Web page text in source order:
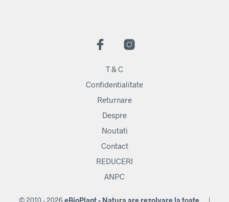
T & C
Confidentialitate
Returnare
Despre
Noutati
Contact
REDUCERI
ANPC
© 2010 - 2026 eBioPlant - Natura are rezolvare la toate... |